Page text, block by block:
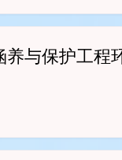
与保护工程